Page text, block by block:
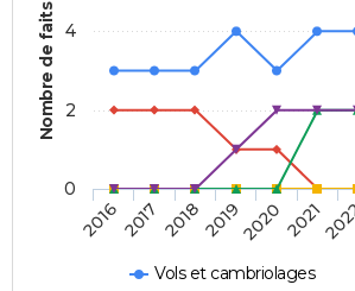
Nombre de faits
Vols et cambriolages
20162017 2018201920202021
0
2
4